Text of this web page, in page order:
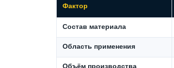
Фактор
Состав материала
Область применения